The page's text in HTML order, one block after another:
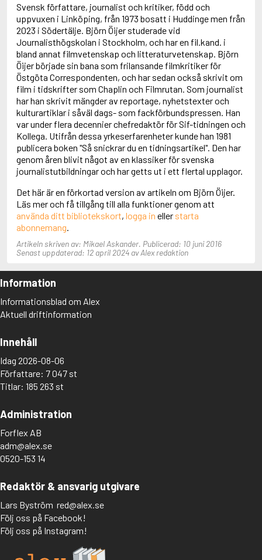
Adolfsson, Evert
Adolfsson, Gunnar
Adolfsson, Josefine
Adolfsson, Maria
Adolphsen, Peter
Svensk författare, journalist och kritiker, född och
uppvuxen i Linköping, från 1973 bosatt i Huddinge men från
2023 i Södertälje. Björn Öijer studerade vid
Journalisthögskolan i Stockholm, och har en fil.kand. i
bland annat filmvetenskap och litteraturvetenskap. Björn
Öijer började sin bana som frilansande filmkritiker för
Östgöta Correspondenten, och har sedan också skrivit om
film i tidskrifter som Chaplin och Filmrutan. Som journalist
har han skrivit mängder av reportage, nyhetstexter och
kulturartiklar i såväl dags- som fackförbundspressen. Han
var under flera decennier chefredaktör för Sif-tidningen och
Kollega. Utifrån dessa yrkeserfarenheter kunde han 1981
publicera boken "Så snickrar du en tidningsartikel". Den har
genom åren blivit något av en klassiker för svenska
journalistutbildningar och har getts ut i ett flertal upplagor.
Det här är en förkortad version av artikeln om Björn Öijer.
Läs mer och få tillgång till alla funktioner genom att
använda ditt bibliotekskort, logga in eller starta
abonnemang
Artikeln skriven av: Mikael Askander. Publicerad: 10 juni 2016
Senast uppdaterad: 12 april 2024 av Alex redaktion
Information
Informationsblad om Alex
Aktuell driftinformation
Innehåll
Idag 2026-08-06
Författare: 7 047 st
Titlar: 185 263 st
Administration
Forflex AB
adm@alex.se
0520-153 14
Redaktör & ansvarig utgivare
Lars Byström red@alex.se
Följ oss på Facebook!
Följ oss på Instagram!